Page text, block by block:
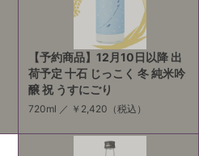
【予約商品】12月10日以降 出
荷予定 十石 じっこく 冬 純米吟
醸 祝 うすにごり
720ml ／ ￥2,420 （税込）